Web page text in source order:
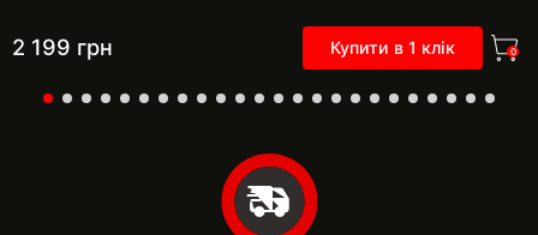
2 199 грн Купити в 1 клік 0